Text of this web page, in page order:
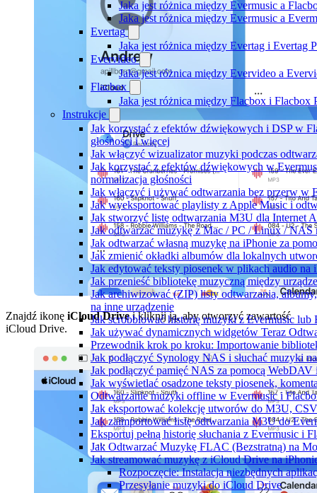
Jaka jest różnica między Evermusic a
Jaka jest różnica między Evermusic a
Evertag
Jaka jest różnica między Evertag i Evertag
Evervideo
Jaka jest różnica między Evervideo a
Flacbox
Jaka jest różnica między Flacbox i Flacbox
Instrukcje
Jak korzystać z efektów dźwiękowych i DSP w
głośności i więcej
Jak włączyć wizualizator muzyki podczas
Jak korzystać z efektów dźwiękowych w
normalizacja głośności
Jak włączyć i używać odtwarzania bez przerw w
Jak wyeksportować playlisty z Apple Music i
Jak stworzyć listę odtwarzania M3U dla Internet
Jak odtwarzać muzykę z Mac / PC / Linux /
Jak odtwarzać własną muzykę na iPhonie za
Jak zmienić okładki albumów dla lokalnych
Jak edytować teksty piosenek w plikach audio
Jak przenieść bibliotekę muzyczną między
Jak archiwizować (ZIP) listy odtwarzania,
na inne urządzenie
Jak scrobblować historię muzyki z Evermusic lub
Jak używać dynamicznych widgetów Teraz
Przewodnik krok po kroku: Importowanie
Jak podłączyć Synology NAS i słuchać muzyki
Jak podłączyć pamięć NAS za pomocą
Jak wyświetlać osadzone teksty piosenek,
Odtwarzanie muzyki offline w Evermusic i
Jak eksportować kolekcję utworów do M3U,
Jak zaimportować listę odtwarzania M3U do
Eksportuj pełną historię słuchania z Evermusic i
Jak Odtwarzać Muzykę FLAC (Bezstratną) na
Jak streamować muzykę z iCloud Drive na
Rozpoczęcie: Instalacja niezbędnych
Przesyłanie muzyki do iCloud Drive
Znajdź ikonę iCloud Drivei kliknij ją, aby otworzyć zawartość
iCloud Drive.